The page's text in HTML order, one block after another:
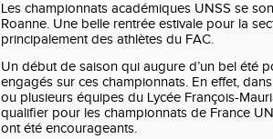
Les championnats académiques UNSS se
Roanne. Une belle rentrée estivale pour la
principalement des athlètes du FAC.
Un début de saison qui augure d’un bel été
engagés sur ces championnats. En effet,
ou plusieurs équipes du Lycée François-
qualifier pour les championnats de France
ont été encourageants.